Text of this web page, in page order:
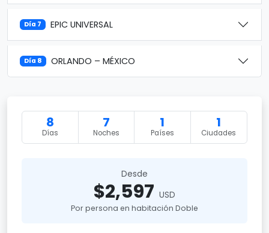
Día 7 EPIC UNIVERSAL
Día 8 ORLANDO – MÉXICO
8
Días
7
Noches
1
Países
1
Ciudades
Desde
$2,597 USD
Por persona en habitación Doble